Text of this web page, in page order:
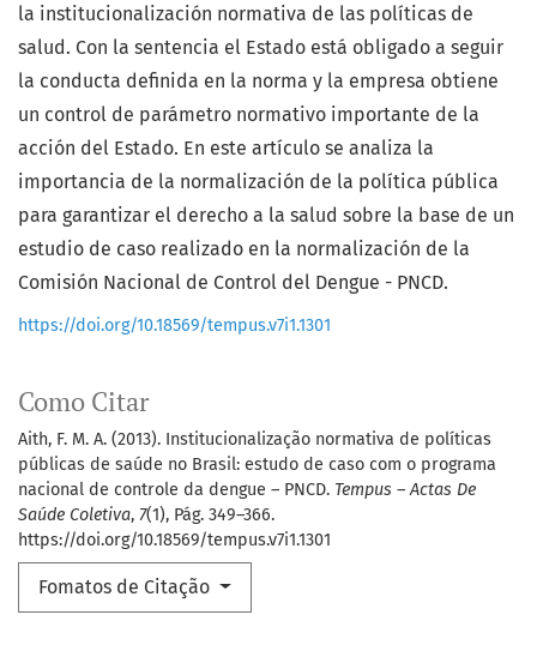
Como Citar
Aith, F. M. A. (2013). Institucionalização normativa de políticas
públicas de saúde no Brasil: estudo de caso com o programa
nacional de controle da dengue – PNCD. Tempus – Actas De
Saúde Coletiva, 7(1), Pág. 349–366.
https://doi.org/10.18569/tempus.v7i1.1301
Fomatos de Citação
la institucionalización normativa de las políticas de
salud. Con la sentencia el Estado está obligado a seguir
la conducta definida en la norma y la empresa obtiene
un control de parámetro normativo importante de la
acción del Estado. En este artículo se analiza la
importancia de la normalización de la política pública
para garantizar el derecho a la salud sobre la base de un
estudio de caso realizado en la normalización de la
Comisión Nacional de Control del Dengue - PNCD.
https://doi.org/10.18569/tempus.v7i1.1301